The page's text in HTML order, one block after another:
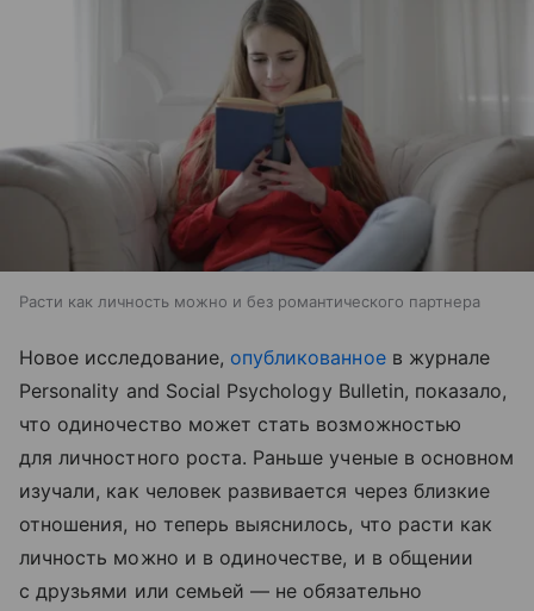
Расти как личность можно и без романтического партнера
Новое исследование, опубликованноев журнале
Personality and Social Psychology Bulletin, показало,
что одиночество может стать возможностью
для личностного роста. Раньше ученые в основном
изучали, как человек развивается через близкие
отношения, но теперь выяснилось, что расти как
личность можно и в одиночестве, и в общении
с друзьями или семьей — не обязательно